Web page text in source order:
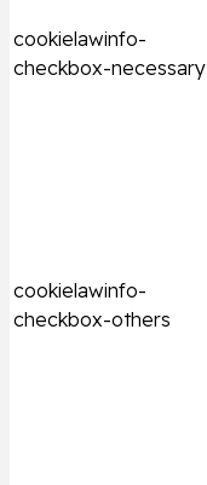
cookielawinfo-
checkbox-necessary
cookielawinfo-
checkbox-others